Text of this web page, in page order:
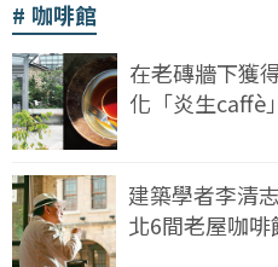
咖啡館
在老磚牆下獲
化「炎生caffè」
建築學者李清
北6間老屋咖啡